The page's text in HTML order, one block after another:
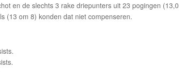
en de slechts 3 rake driepunters uit 23 pogingen (13,0
(13 om 8) konden dat niet compenseren.